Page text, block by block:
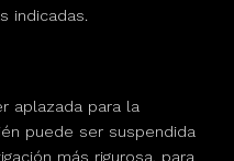
indicadas.
aplazada para la
puede ser suspendida
más rigurosa, para